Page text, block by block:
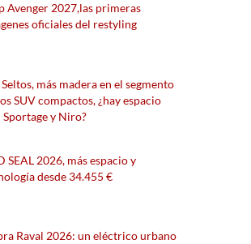
Avenger 2027,las primeras
oficiales del restyling
más madera en el segmento
SUV compactos, ¿hay espacio
Sportage y Niro?
SEAL 2026, más espacio y
desde 34.455 €
Raval 2026: un eléctrico urbano